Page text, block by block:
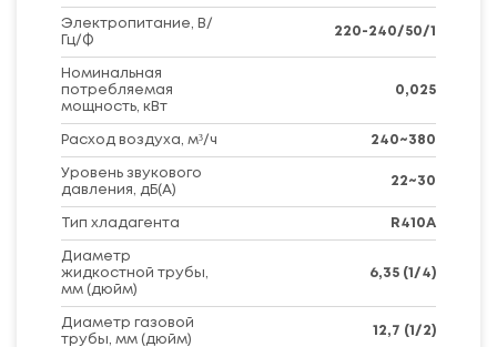
Электропитание, В/
Гц/Ф
220-240/50/1
Номинальная
потребляемая
мощность, кВт
0,025
Расход воздуха, м³/ч 240~380
Уровень звукового
давления, дБ(А)
22~30
Тип хладагента R410A
Диаметр
жидкостной трубы,
мм (дюйм)
6,35 (1/4)
Диаметр газовой
трубы, мм (дюйм)
12,7 (1/2)